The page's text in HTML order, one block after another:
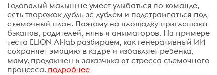
Годовалый малыш не умеет улыбаться по команде,
есть творожок дубль за дублем и подстраиваться под
съемочный план. Поэтому на площадку приглашают
бэкапов, родителей, нянь и аниматоров. На примере
теста ELION AI-lab разбираем, как генеративный ИИ
сохраняет эмоцию в кадре и избавляет ребенка,
маму, продакшен и заказчика от стресса съемочного
процесса. подробнее